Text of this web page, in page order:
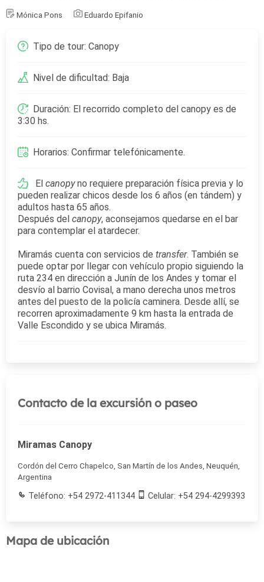
Mónica Pons Eduardo Epifanio
Tipo de tour: Canopy
Nivel de dificultad: Baja
Duración: El recorrido completo del canopy es de
3:30 hs.
Horarios: Confirmar telefónicamente.
El canopyno requiere preparación física previa y lo
pueden realizar chicos desde los 6 años (en tándem) y
adultos hasta 65 años.
Después del canopy, aconsejamos quedarse en el bar
para contemplar el atardecer.
Miramás cuenta con servicios de transfer. También se
puede optar por llegar con vehículo propio siguiendo la
ruta 234 en dirección a Junín de los Andes y tomar el
desvío al barrio Covisal, a mano derecha unos metros
antes del puesto de la policía caminera. Desde allí, se
recorren aproximadamente 9 km hasta la entrada de
Valle Escondido y se ubica Miramás.
Contacto de la excursión o paseo
Miramas Canopy
Cordón del Cerro Chapelco, San Martín de los Andes, Neuquén,
Argentina
Teléfono: +54 2972-411344 Celular: +54 294-4299393
Mapa de ubicación